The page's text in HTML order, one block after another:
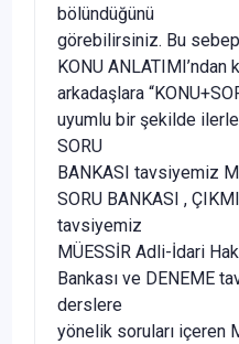
bölündüğünü
görebilirsiniz. Bu
KONU ANLATIMI’ndan
arkadaşlara
uyumlu bir şekilde
SORU
BANKASI tavsiyemiz
SORU BANKASI ,
tavsiyemiz
MÜESSİR Adli-İdari
Bankası ve DENEME
derslere
yönelik soruları içeren